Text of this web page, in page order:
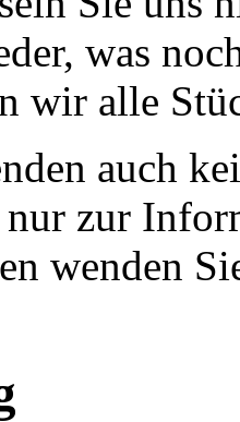
was
wir alle
auch
zur
wenden